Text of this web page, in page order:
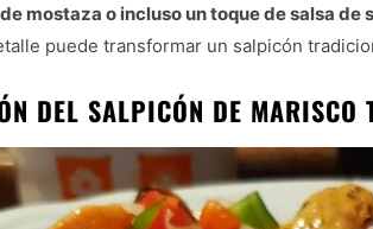
mostaza o incluso un toque de salsa de
puede transformar un salpicón
DEL SALPICÓN DE MARISCO